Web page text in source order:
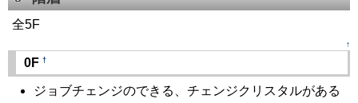
全5F
↑
0F †
ジョブチェンジのできる、チェンジクリスタルがある